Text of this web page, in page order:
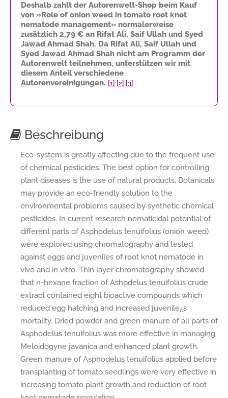
Deshalb zahlt der Autorenwelt-Shop beim Kauf
von »Role of onion weed in tomato root knot
nematode management« normalerweise
zusätzlich 2,79 € an Rifat Ali, Saif Ullah und Syed
Jawad Ahmad Shah. Da Rifat Ali, Saif Ullah und
Syed Jawad Ahmad Shah nicht am Programm der
Autorenwelt teilnehmen, unterstützen wir mit
diesem Anteil verschiedene
Autorenvereinigungen. [1] [2] [3]
Beschreibung
Eco-system is greatly affecting due to the frequent use
of chemical pesticides. The best option for controlling
plant diseases is the use of natural products. Botanicals
may provide an eco-friendly solution to the
environmental problems caused by synthetic chemical
pesticides. In current research nematicidal potential of
different parts of Asphodelus tenuifolius (onion weed)
were explored using chromatography and tested
against eggs and juveniles of root knot nematode in
vivo and in vitro. Thin layer chromatography showed
that n-hexane fraction of Ashpdelus tenuifolius crude
extract contained eight bioactive compounds which
reduced egg hatching and increased juvenile¿s
mortality. Dried powder and green manure of all parts of
Asphodelus tenuifolius was more effective in managing
Meloidogyne javanica and enhanced plant growth.
Green manure of Asphodelus tenuifolius applied before
transplanting of tomato seedlings were very effective in
increasing tomato plant growth and reduction of root